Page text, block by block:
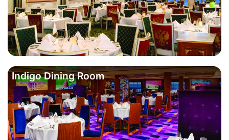
Indigo Dining Room